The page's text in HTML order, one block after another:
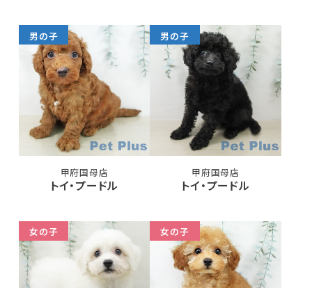
男の子
甲府国母店
トイ・プードル
男の子
甲府国母店
トイ・プードル
女の子 女の子